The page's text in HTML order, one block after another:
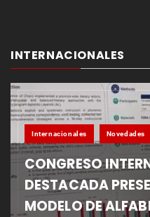
INTERNACIONALES
Internacionales Novedades
CONGRESO
DESTACADA
MODELO DE